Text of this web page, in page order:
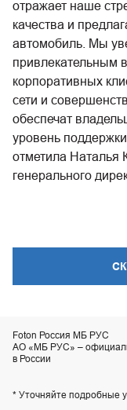
отражает наше
качества и
автомобиль. Мы
привлекательным
корпоративных
сети и
обеспечат
уровень
отметила Наталья
генерального
Foton Россия МБ РУС
АО «МБ РУС» –
в России
* Уточняйте подробные